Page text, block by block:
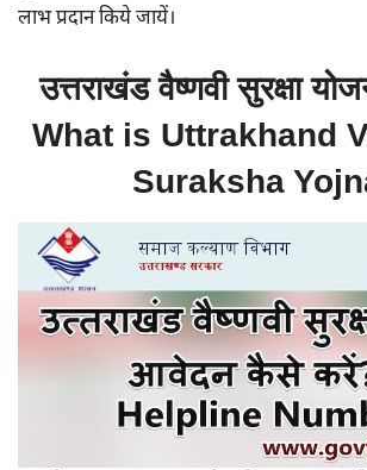
लाभ प्रदान किये जायें।
उत्तराखंड वैष्णवी सुरक्षा
What is Uttrakhand
Suraksha